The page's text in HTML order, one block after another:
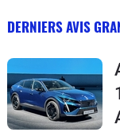
DERNIERS AVIS